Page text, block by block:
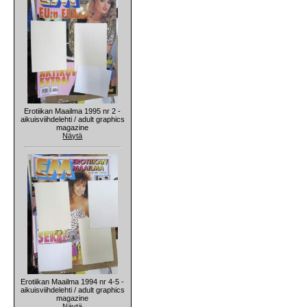
Erotiikan Maailma 1995 nr 2 -
aikuisviihdelehti / adult graphics
magazine
Näytä
Erotiikan Maailma 1994 nr 4-5 -
aikuisviihdelehti / adult graphics
magazine